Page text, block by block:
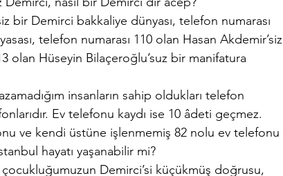
bir Demirci bakkaliye dünyası, telefon numarası
telefon numarası 110 olan Hasan Akdemir’siz
olan Hüseyin Bilaçeroğlu’suz bir manifatura
insanların sahip oldukları telefon
Ev telefonu kaydı ise 10 âdeti geçmez.
ve kendi üstüne işlenmemiş 82 nolu ev telefonu
hayatı yaşanabilir mi?
Demirci’si küçükmüş doğrusu,